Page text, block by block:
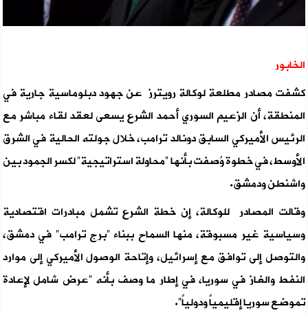
الخابور
كشفت مصادر مطلعة لوكالة رويترز عن جهود دبلوماسية جارية في
المنطقة، أن الزعيم السوري أحمد الشرع يسعى لعقد لقاء مباشر مع
الرئيس الأميركي السابق دونالد ترامب، خلال جولته الحالية في الشرق
الأوسط، في خطوة وُصفت بأنها “محاولة استراتيجية” لكسر الجمود بين
واشنطن ودمشق.
وقالت المصادر للوكالة، إن خطة الشرع تشمل مبادرات اقتصادية
وسياسية غير مسبوقة، منها السماح ببناء “برج ترامب” في دمشق،
والتوصل إلى توافق مع إسرائيل، وإتاحة الوصول الأميركي إلى موارد
النفط والغاز في سوريا، في إطار ما وصف بأنه “عرض شامل لإعادة
تموضع سوريا إقليمياً ودولياً”.